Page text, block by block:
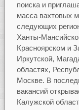
поиска и
масса вахтовых
следующих
Ханты-
Красноярском и
Иркутской,
областях,
Москве. В
вакансий
Калужской